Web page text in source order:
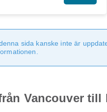
sida kanske inte är
Vancouver till